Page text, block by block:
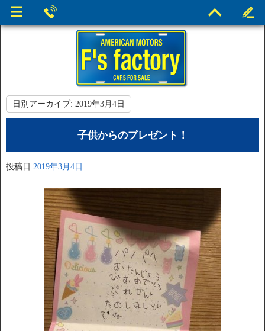
日別アーカイブ: 2019年3月4日
子供からのプレゼント！
投稿日 2019年3月4日